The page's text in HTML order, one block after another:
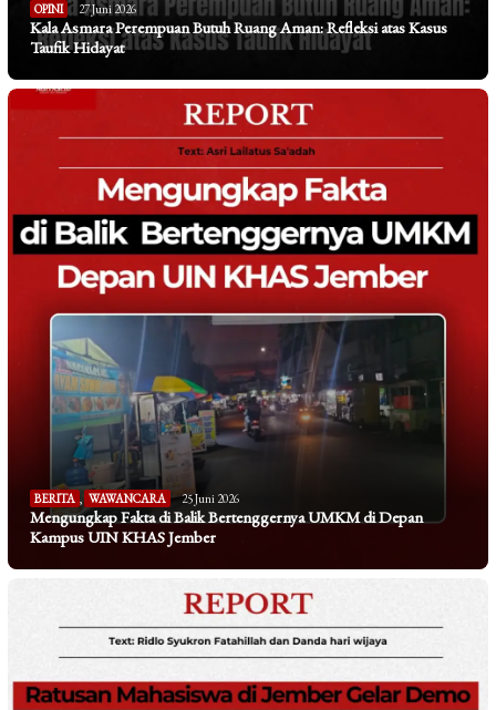
OPINI 27 Juni 2026
Kala Asmara Perempuan Butuh Ruang Aman: Refleksi atas Kasus
Taufik Hidayat
BERITA , WAWANCARA 25 Juni 2026
Mengungkap Fakta di Balik Bertenggernya UMKM di Depan
Kampus UIN KHAS Jember